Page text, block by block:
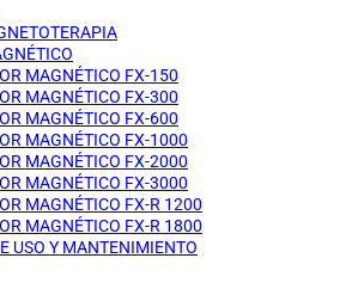
MAGNÉTICO FX-150
MAGNÉTICO FX-300
MAGNÉTICO FX-600
MAGNÉTICO FX-1000
MAGNÉTICO FX-2000
MAGNÉTICO FX-3000
MAGNÉTICO FX-R 1200
MAGNÉTICO FX-R 1800
USO Y MANTENIMIENTO